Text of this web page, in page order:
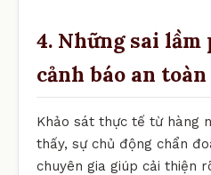
4. Những sai lầm
cảnh báo an toàn
Khảo sát thực tế từ hàng
thấy, sự chủ động chẩn
chuyên gia giúp cải thiện